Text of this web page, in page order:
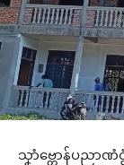
သၞာံဗ္တောန်ပညာဏံ